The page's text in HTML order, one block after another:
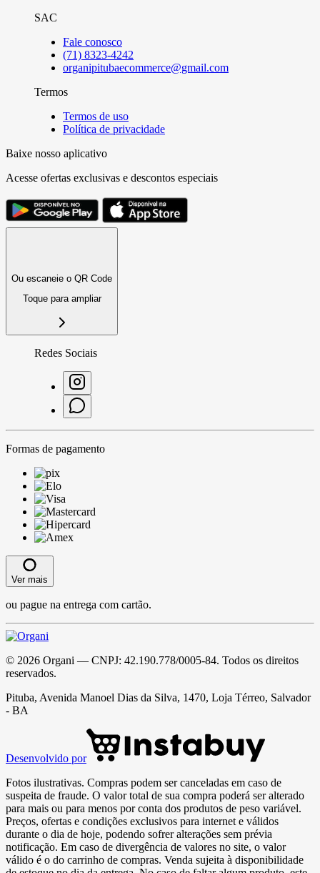
SAC
Fale conosco
(71) 8323-4242
organipitubaecommerce@gmail.com
Termos
Termos de uso
Política de privacidade
Baixe nosso aplicativo
Acesse ofertas exclusivas e descontos especiais
Ou escaneie o QR Code
Toque para ampliar
Redes Sociais
Formas de pagamento
Ver mais
ou pague na entrega com cartão.
© 2026 Organi — CNPJ: 42.190.778/0005-84. Todos os direitos
reservados.
Pituba, Avenida Manoel Dias da Silva, 1470, Loja Térreo, Salvador
- BA
Desenvolvido por
Fotos ilustrativas. Compras podem ser canceladas em caso de
suspeita de fraude. O valor total de sua compra poderá ser alterado
para mais ou para menos por conta dos produtos de peso variável.
Preços, ofertas e condições exclusivos para internet e válidos
durante o dia de hoje, podendo sofrer alterações sem prévia
notificação. Em caso de divergência de valores no site, o valor
válido é o do carrinho de compras. Venda sujeita à disponibilidade